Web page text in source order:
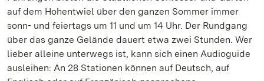
auf dem Hohentwiel über den ganzen Sommer immer
sonn- und feiertags um 11 und um 14 Uhr. Der Rundgang
über das ganze Gelände dauert etwa zwei Stunden. Wer
lieber alleine unterwegs ist, kann sich einen Audioguide
ausleihen: An 28 Stationen können auf Deutsch, auf